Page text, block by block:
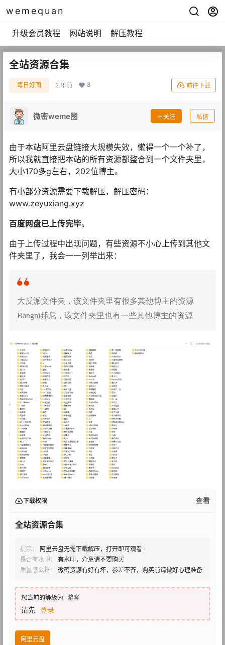
wemequan
升级会员教程 网站说明 解压教程
全站资源合集
每日好图 2 年前 8 前往下载
微密weme圈 关注 私信
由于本站阿里云盘链接大规模失效，懒得一个一个补了，
所以我就直接把本站的所有资源都整合到一个文件夹里，
大小170多g左右，202位博主。
有小部分资源需要下载解压，解压密码：
www.zeyuxiang.xyz
百度网盘已上传完毕。
由于上传过程中出现问题，有些资源不小心上传到其他文
件夹里了，我会一一列举出来：
大反派文件夹，该文件夹里有很多其他博主的资源
Bangni邦尼，该文件夹里也有一些其他博主的资源
下载权限 查看
全站资源合集
提示：
阿里云盘无需下载解压，打开即可观看
是否有水印：
有水印，介意请不要购买
质量怎么样：
微密资源有好有坏，参差不齐，购买前请做好心理准备
您当前的等级为 游客
请先 登录
阿里云盘